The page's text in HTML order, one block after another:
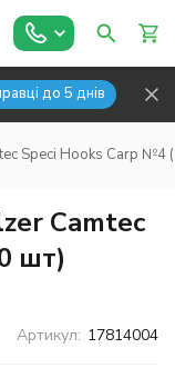
до 5 днів
Speci Hooks Carp №4
Camtec
шт)
Артикул: 17814004